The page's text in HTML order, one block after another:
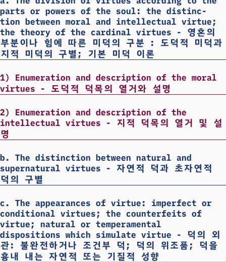
parts or powers of the soul: the distinc-
tion between moral and intellectual virtue;
the theory of the cardinal virtues - 영혼의
부분이나 힘에 따른 미덕의 구분 : 도덕적 미덕과
지적 미덕의 구별; 기본 미덕 이론
1) Enumeration and description of the moral
virtues - 도덕적 덕목의 열거와 설명
2) Enumeration and description of the
intellectual virtues - 지적 덕목의 열거 및 설
명
b. The distinction between natural and
supernatural virtues - 자연적 덕과 초자연적
덕의 구별
c. The appearances of virtue: imperfect or
conditional virtues; the counterfeits of
virtue; natural or temperamental
dispositions which simulate virtue - 덕의 외
관: 불완전하거나 조건부 덕; 덕의 위조품; 덕을
흉내 내는 자연적 또는 기질적 성향